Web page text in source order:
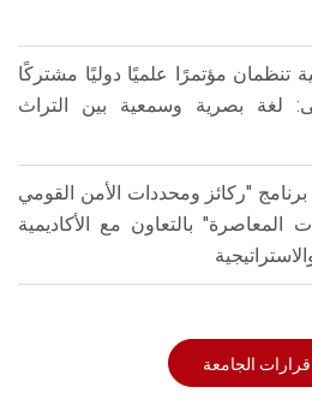
تنظمان مؤتمرًا علميًا دوليًا مشتركًا
لغة بصرية وسمعية بين التراث
"ركائز ومحددات الأمن القومي
بالتعاون مع الأكاديمية
الجامعة